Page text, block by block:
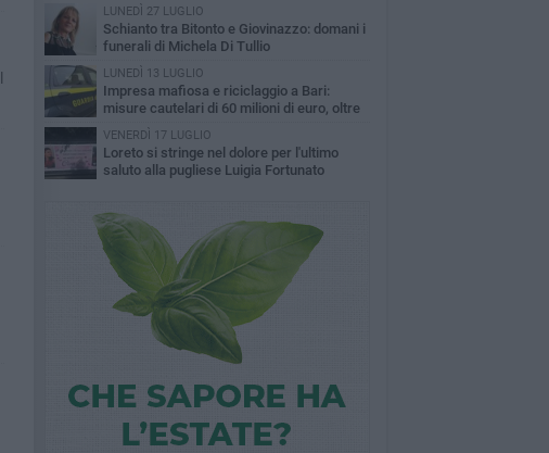
LUNEDÌ 27 LUGLIO
Schianto tra Bitonto e Giovinazzo: domani i
funerali di Michela Di Tullio
LUNEDÌ 13 LUGLIO
Impresa mafiosa e riciclaggio a Bari:
misure cautelari di 60 milioni di euro, oltre
100 indagati
VENERDÌ 17 LUGLIO
Loreto si stringe nel dolore per l'ultimo
saluto alla pugliese Luigia Fortunato